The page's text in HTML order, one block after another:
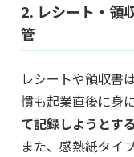
2. レシート・領
管
レシートや領収書
慣も起業直後に身
て記録しようとす
また、感熱紙タイ